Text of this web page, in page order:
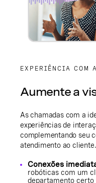
EXPERIÊNCIA COM
Aumente a
As chamadas com a
experiências de
complementando seu
atendimento ao cliente.
Conexões
robóticas com um
departamento certo